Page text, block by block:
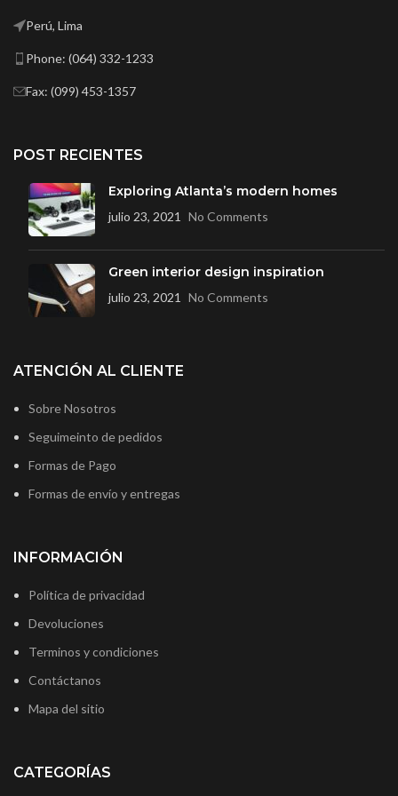
Perú, Lima
Phone: (064) 332-1233
Fax: (099) 453-1357
POST RECIENTES
Exploring Atlanta’s modern homes
julio 23, 2021 No Comments
Green interior design inspiration
julio 23, 2021 No Comments
ATENCIÓN AL CLIENTE
Sobre Nosotros
Seguimeinto de pedidos
Formas de Pago
Formas de envío y entregas
INFORMACIÓN
Política de privacidad
Devoluciones
Terminos y condiciones
Contáctanos
Mapa del sitio
CATEGORÍAS